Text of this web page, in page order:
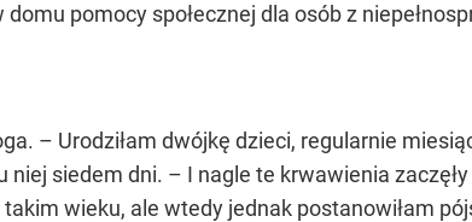
pomocy społecznej dla osób z
– Urodziłam dwójkę dzieci, regularnie
siedem dni. – I nagle te krwawienia zaczęły
wieku, ale wtedy jednak postanowiłam